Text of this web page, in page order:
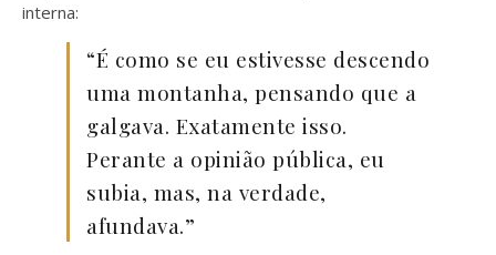
interna:
“É como se eu estivesse descendo
uma montanha, pensando que a
galgava. Exatamente isso.
Perante a opinião pública, eu
subia, mas, na verdade,
afundava.”